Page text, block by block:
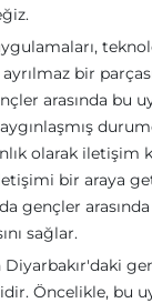
bir
arasında bu
olarak iletişim
bir araya
gençler
sağlar.
Öncelikle, bu